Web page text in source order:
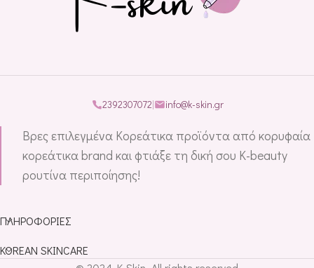
2392307072| info@k-skin.gr
Βρες επιλεγμένα Κορεάτικα προϊόντα από κορυφαία
κορεάτικα brand και φτιάξε τη δική σου K-beauty
ρουτίνα περιποίησης!
ΠΛΗΡΟΦΟΡΊΕΣ
KOREAN SKINCARE